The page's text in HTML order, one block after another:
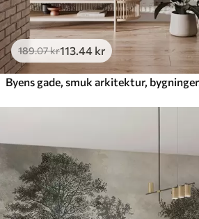
189.07kr113.44 kr
Byens